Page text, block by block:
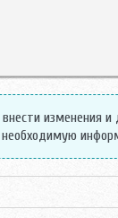
изменения
необходимую